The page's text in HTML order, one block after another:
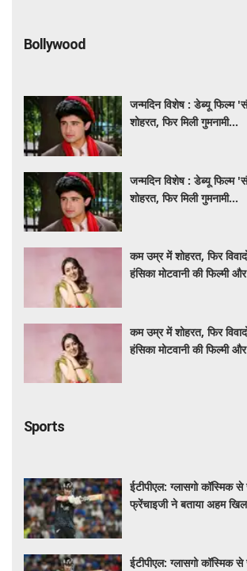
Bollywood
जन्मदिन विशेष : डेब्यू फिल्म
शोहरत, फिर मिली गुमनामी...
जन्मदिन विशेष : डेब्यू फिल्म
शोहरत, फिर मिली गुमनामी...
कम उम्र में शोहरत, फिर
हंसिका मोटवानी की फिल्मी
कम उम्र में शोहरत, फिर
हंसिका मोटवानी की फिल्मी
Sports
ईटीपीएल: ग्लासगो कॉस्मिक
फ्रेंचाइजी ने बताया अहम
ईटीपीएल: ग्लासगो कॉस्मिक